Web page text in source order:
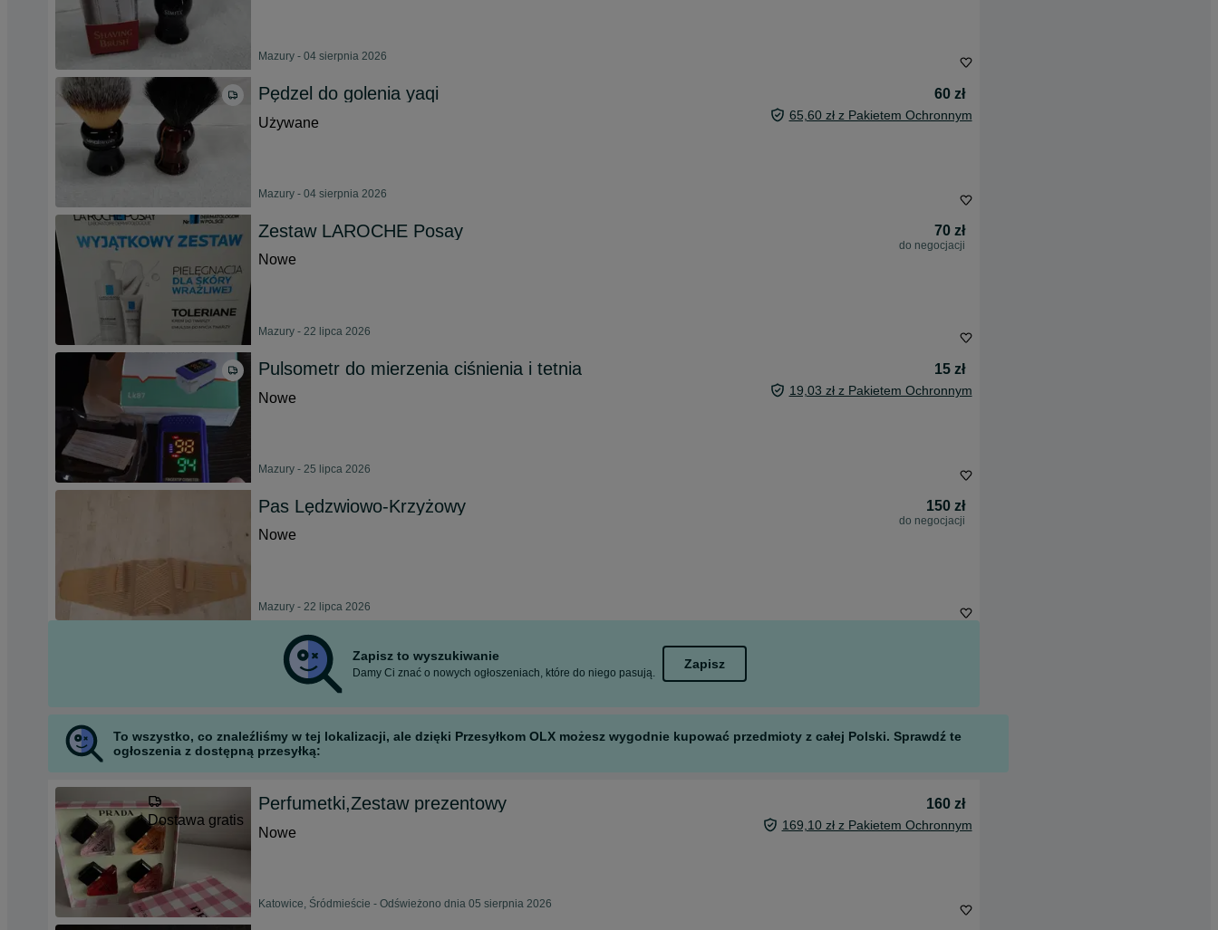
Mazury - 04 sierpnia 2026
Pędzel do golenia yaqi
60 zł
Używane
65,60 zł z Pakietem Ochronnym
Mazury - 04 sierpnia 2026
Zestaw LAROCHE Posay 70 zł
do negocjacji
Nowe
Mazury - 22 lipca 2026
Pulsometr do mierzenia ciśnienia i tetnia
15 zł
Nowe
19,03 zł z Pakietem Ochronnym
Mazury - 25 lipca 2026
Pas Lędzwiowo-Krzyżowy 150 zł
do negocjacji
Nowe
Mazury - 22 lipca 2026
Zapisz to wyszukiwanie
Damy Ci znać o nowych ogłoszeniach, które do niego pasują.
Zapisz
To wszystko, co znaleźliśmy w tej lokalizacji, ale dzięki Przesyłkom OLX możesz wygodnie kupować przedmioty z całej Polski. Sprawdź te
ogłoszenia z dostępną przesyłką:
Dostawa gratis
Perfumetki,Zestaw prezentowy
160 zł
Nowe
169,10 zł z Pakietem Ochronnym
Katowice, Śródmieście - Odświeżono dnia 05 sierpnia 2026